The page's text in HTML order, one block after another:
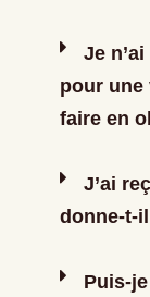
Je
pour une
faire en
J’ai
donne-t-
Puis-